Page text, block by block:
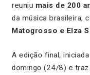
reuniu mais de 200
da música brasileira,
Matogrosso e Elza
A edição final,
domingo (24/8) e